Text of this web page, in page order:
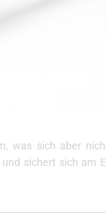
was sich aber
sichert sich am